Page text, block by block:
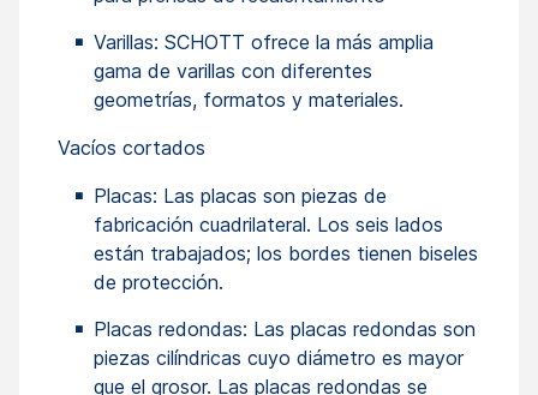
Varillas: SCHOTT ofrece la más amplia
gama de varillas con diferentes
geometrías, formatos y materiales.
Vacíos cortados
Placas: Las placas son piezas de
fabricación cuadrilateral. Los seis lados
están trabajados; los bordes tienen biseles
de protección.
Placas redondas: Las placas redondas son
piezas cilíndricas cuyo diámetro es mayor
que el grosor. Las placas redondas se